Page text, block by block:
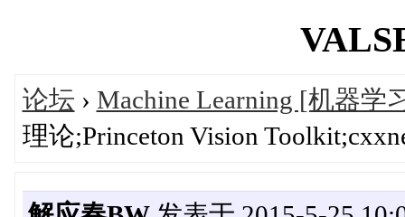
论坛 › Machine Learning [机器学
理论;Princeton Vision